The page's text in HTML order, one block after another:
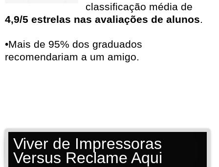
classificação média de
4,9/5 estrelas nas avaliações de alunos.
•Mais de 95% dos graduados
recomendariam a um amigo.
Viver de Impressoras
Versus Reclame Aqui